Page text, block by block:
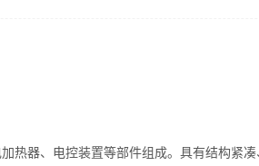
器、电控装置等部件组成。具有结构紧凑